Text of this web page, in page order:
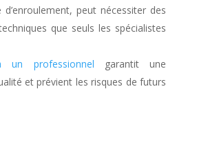
d’enroulement, peut nécessiter des
que seuls les spécialistes
un professionnel garantit une
et prévient les risques de futurs